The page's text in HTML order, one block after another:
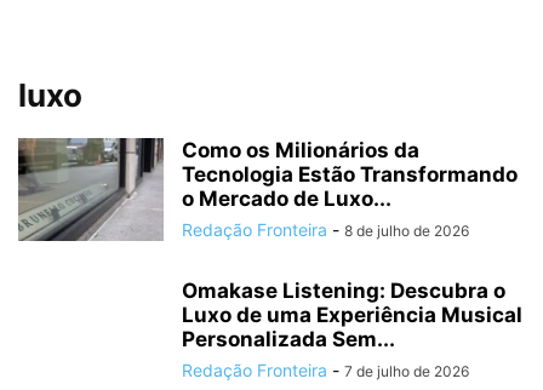
luxo
Como os Milionários da
Tecnologia Estão Transformando
o Mercado de Luxo...
Redação Fronteira - 8 de julho de 2026
Omakase Listening: Descubra o
Luxo de uma Experiência Musical
Personalizada Sem...
Redação Fronteira - 7 de julho de 2026